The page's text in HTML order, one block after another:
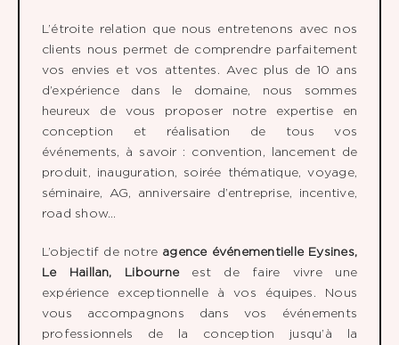
L’étroite relation que nous entretenons avec nos
clients nous permet de comprendre parfaitement
vos envies et vos attentes. Avec plus de 10 ans
d’expérience dans le domaine, nous sommes
heureux de vous proposer notre expertise en
conception et réalisation de tous vos
événements, à savoir : convention, lancement de
produit, inauguration, soirée thématique, voyage,
séminaire, AG, anniversaire d’entreprise, incentive,
road show…
L’objectif de notre agence événementielleEysines,
Le Haillan, Libourne est de faire vivre une
expérience exceptionnelle à vos équipes. Nous
vous accompagnons dans vos événements
professionnels de la conception jusqu’à la